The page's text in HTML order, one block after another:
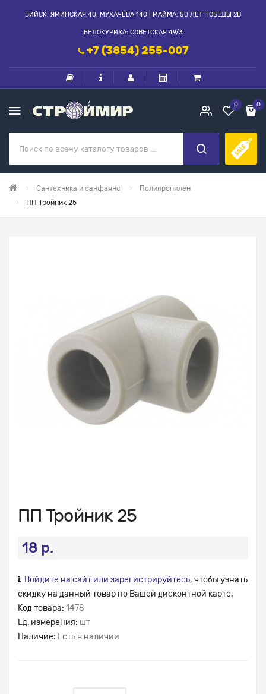
БИЙСК: ЯМИНСКАЯ 40, МУХАЧЁВА 140 | МАЙМА: 50 ЛЕТ ПОБЕДЫ 2В
БЕЛОКУРИХА: СОВЕТСКАЯ 49/3
+7 (3854) 255-007
0 0
Сантехника и санфаянс
Полипропилен
ПП Тройник 25
ПП Тройник 25
18 р.
Войдите на сайт или зарегистрируйтесь, чтобы узнать
скидку на данный товар по Вашей дисконтной карте.
Код товара: 1478
Ед. измерения: шт
Наличие: Есть в наличии